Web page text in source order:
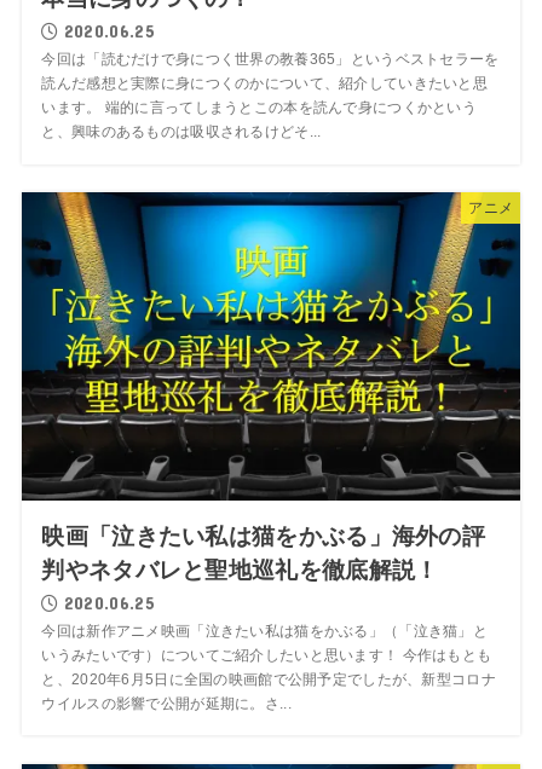
2020.06.25
今回は「読むだけで身につく世界の教養365」というベストセラーを
読んだ感想と実際に身につくのかについて、紹介していきたいと思
います。 端的に言ってしまうとこの本を読んで身につくかという
と、興味のあるものは吸収されるけどそ...
アニメ
映画「泣きたい私は猫をかぶる」海外の評
判やネタバレと聖地巡礼を徹底解説！
2020.06.25
今回は新作アニメ映画「泣きたい私は猫をかぶる」（「泣き猫」と
いうみたいです）についてご紹介したいと思います！ 今作はもとも
と、2020年6月5日に全国の映画館で公開予定でしたが、新型コロナ
ウイルスの影響で公開が延期に。さ...